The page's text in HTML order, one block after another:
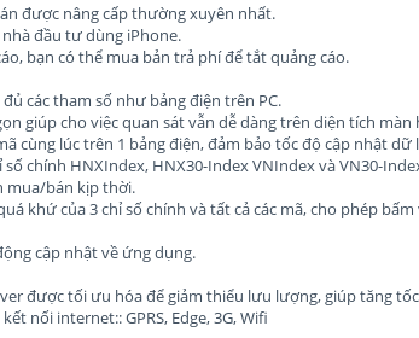
được nâng cấp thường xuyên nhất.
đầu tư dùng iPhone.
bạn có thể mua bản trả phí để tắt quảng cáo.
các tham số như bảng điện trên PC.
giúp cho việc quan sát vẫn dễ dàng trên diện tích màn
cùng lúc trên 1 bảng điện, đảm bảo tốc độ cập nhật dữ
chính HNXIndex, HNX30-Index VNIndex và VN30-
mua/bán kịp thời.
khứ của 3 chỉ số chính và tất cả các mã, cho phép
cập nhật về ứng dụng.
được tối ưu hóa để giảm thiểu lưu lượng, giúp tăng
nối internet:: GPRS, Edge, 3G, Wifi